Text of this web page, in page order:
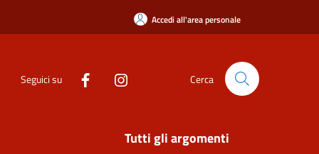
Accedi all'area personale
Seguici su Cerca
Tutti gli argomenti